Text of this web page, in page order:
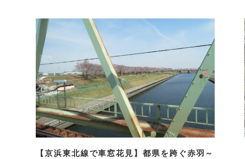
【京浜東北線で車窓花見】都県を跨ぐ赤羽～